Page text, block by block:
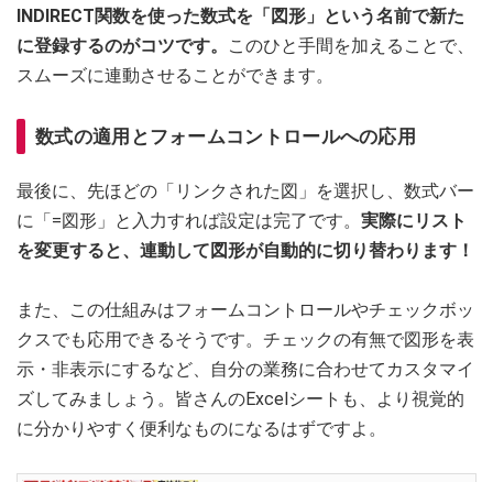
INDIRECT関数を使った数式を「図形」という名前で新た
に登録するのがコツです。
このひと手間を加えることで、
スムーズに連動させることができます。
数式の適用とフォームコントロールへの応用
最後に、先ほどの「リンクされた図」を選択し、数式バー
に「=図形」と入力すれば設定は完了です。 実際にリスト
を変更すると、連動して図形が自動的に切り替わります！
また、この仕組みはフォームコントロールやチェックボッ
クスでも応用できるそうです。チェックの有無で図形を表
示・非表示にするなど、自分の業務に合わせてカスタマイ
ズしてみましょう。皆さんのExcelシートも、より視覚的
に分かりやすく便利なものになるはずですよ。